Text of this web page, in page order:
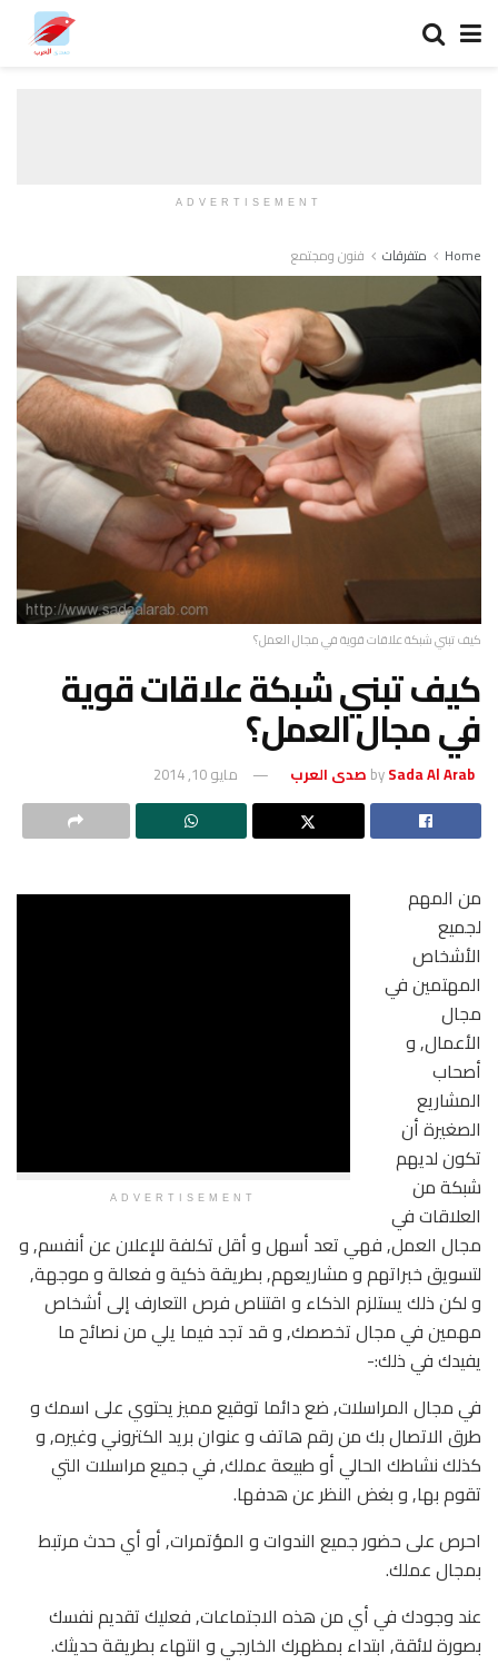
ADVERTISEMENT
Home متفرقات فنون ومجتمع
كيف تبني شبكة علاقات قوية في مجال العمل؟
كيف تبني شبكة علاقات قوية
في مجال العمل؟
bySada Al Arab صدى العرب مايو 10, 2014
ADVERTISEMENT
من المهم
لجميع
الأشخاص
المهتمين في
مجال
الأعمال, و
أصحاب
المشاريع
الصغيرة أن
تكون لديهم
شبكة من
العلاقات في
مجال العمل, فهي تعد أسهل و أقل تكلفة للإعلان عن أنفسم, و
لتسويق خبراتهم و مشاريعهم, بطريقة ذكية و فعالة و موجهة,
و لكن ذلك يستلزم الذكاء و اقتناص فرص التعارف إلى أشخاص
مهمين في مجال تخصصك, و قد تجد فيما يلي من نصائح ما
يفيدك في ذلك:-
في مجال المراسلات, ضع دائما توقيع مميز يحتوي على اسمك و
طرق الاتصال بك من رقم هاتف و عنوان بريد الكتروني وغيره, و
كذلك نشاطك الحالي أو طبيعة عملك, في جميع مراسلات التي
تقوم بها, و بغض النظر عن هدفها.
احرص على حضور جميع الندوات و المؤتمرات, أو أي حدث مرتبط
بمجال عملك.
عند وجودك في أي من هذه الاجتماعات, فعليك تقديم نفسك
بصورة لائقة, ابتداء بمظهرك الخارجي و انتهاء بطريقة حديثك.